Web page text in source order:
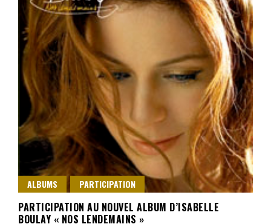
ALBUMS PARTICIPATION
PARTICIPATION AU NOUVEL ALBUM D’ISABELLE
BOULAY « NOS LENDEMAINS »